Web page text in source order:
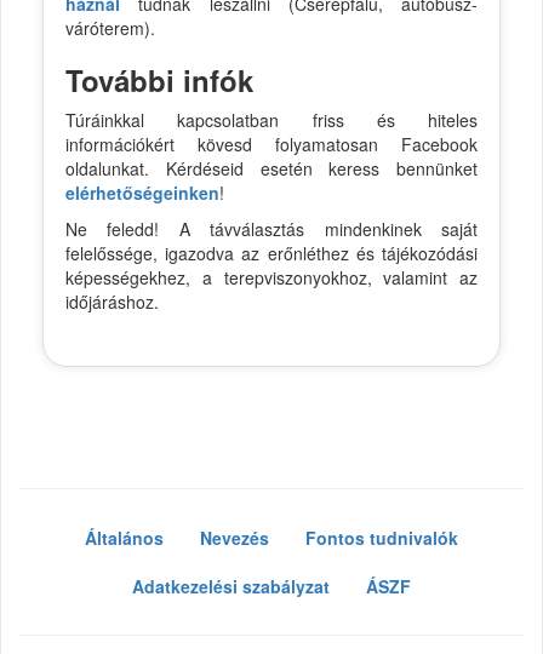
váróterem).
További infók
Túráinkkal kapcsolatban friss és hiteles
információkért kövesd folyamatosan Facebook
oldalunkat. Kérdéseid esetén keress bennünket
elérhetőségeinken!
Ne feledd! A távválasztás mindenkinek saját
felelőssége, igazodva az erőnléthez és tájékozódási
képességekhez, a terepviszonyokhoz, valamint az
időjáráshoz.
Általános Nevezés
Fontos tudnivalók
Adatkezelési szabályzat
ÁSZF